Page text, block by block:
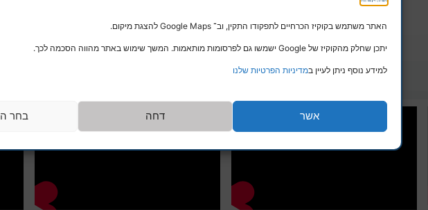
האתר משתמש בקוקיז הכרחיים לתפקודו התקין, וב־ Google Maps להצגת מיקום.
יתכן שחלק מהקוקיז של Google ישמשו גם לפרסומות מותאמות. המשך שימוש באתר מהווה הסכמה לכך.
למידע נוסף ניתן לעיין במדיניות הפרטיות שלנו
אשר דחה בחר